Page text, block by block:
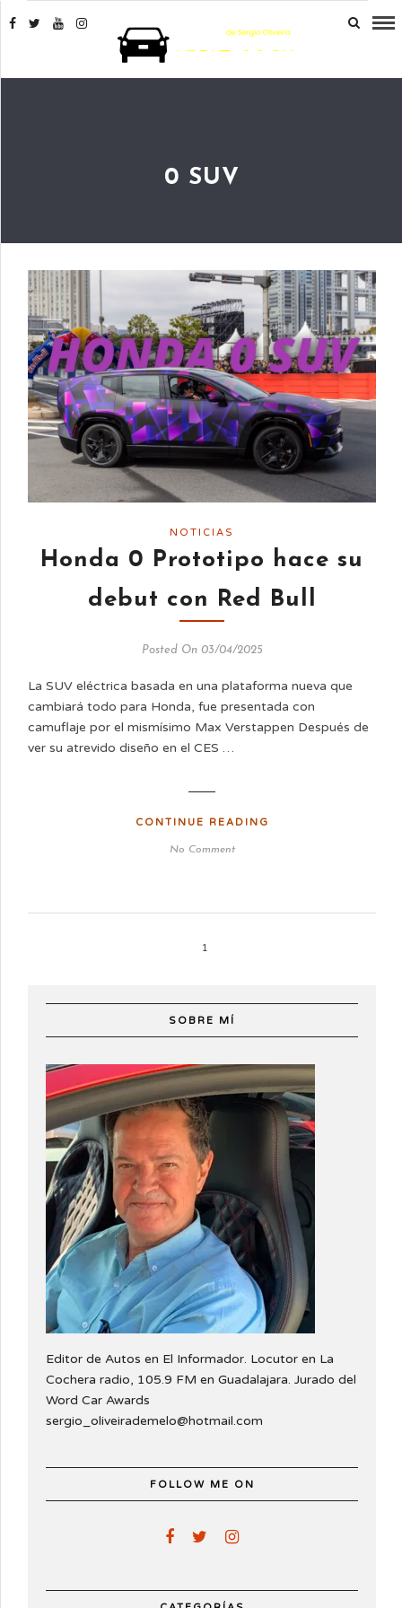
0 SUV
NOTICIAS
Honda 0 Prototipo hace su
debut con Red Bull
Posted On 03/04/2025
La SUV eléctrica basada en una plataforma nueva que
cambiará todo para Honda, fue presentada con
camuflaje por el mismísimo Max Verstappen Después de
ver su atrevido diseño en el CES …
CONTINUE READING
No Comment
1
SOBRE MÍ
Editor de Autos en El Informador. Locutor en La
Cochera radio, 105.9 FM en Guadalajara. Jurado del
Word Car Awards
sergio_oliveirademelo@hotmail.com
FOLLOW ME ON